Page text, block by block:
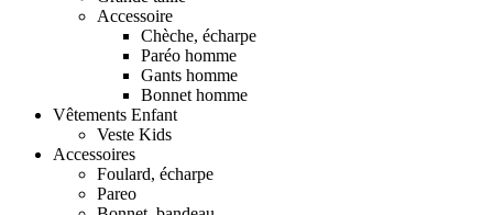
Accessoire
Chèche, écharpe
Paréo homme
Gants homme
Bonnet homme
Vêtements Enfant
Veste Kids
Accessoires
Foulard, écharpe
Pareo